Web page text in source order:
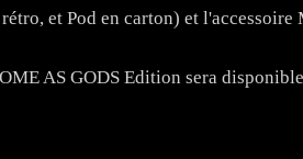
et Pod en carton) et l'accessoire
AS GODS Edition sera